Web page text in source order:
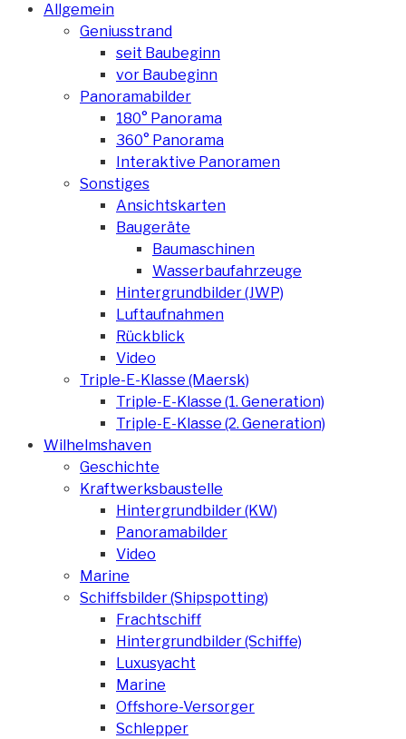
Allgemein
Geniusstrand
seit Baubeginn
vor Baubeginn
Panoramabilder
180° Panorama
360° Panorama
Interaktive Panoramen
Sonstiges
Ansichtskarten
Baugeräte
Baumaschinen
Wasserbaufahrzeuge
Hintergrundbilder (JWP)
Luftaufnahmen
Rückblick
Video
Triple-E-Klasse (Maersk)
Triple-E-Klasse (1. Generation)
Triple-E-Klasse (2. Generation)
Wilhelmshaven
Geschichte
Kraftwerksbaustelle
Hintergrundbilder (KW)
Panoramabilder
Video
Marine
Schiffsbilder (Shipspotting)
Frachtschiff
Hintergrundbilder (Schiffe)
Luxusyacht
Marine
Offshore-Versorger
Schlepper